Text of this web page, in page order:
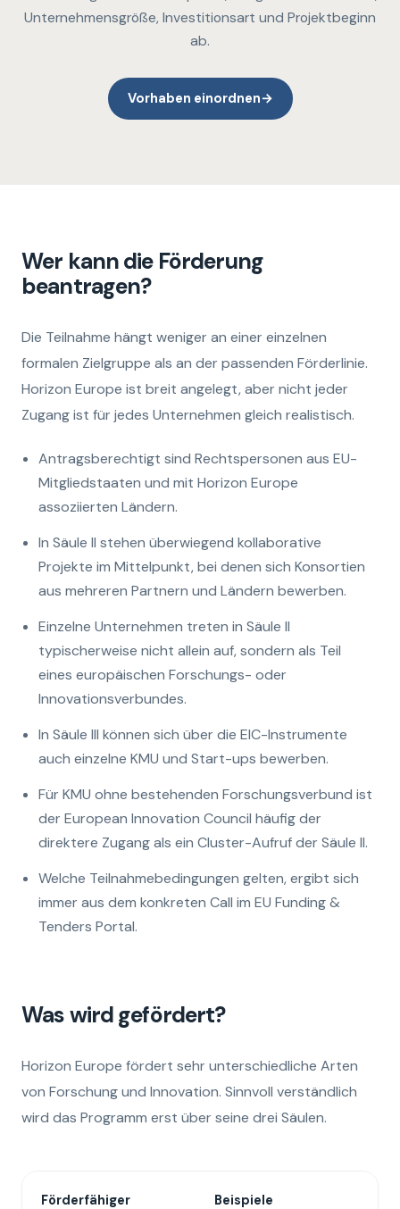
Unternehmensgröße, Investitionsart und Projektbeginn
ab.
Vorhaben einordnen→
Wer kann die Förderung
beantragen?
Die Teilnahme hängt weniger an einer einzelnen
formalen Zielgruppe als an der passenden Förderlinie.
Horizon Europe ist breit angelegt, aber nicht jeder
Zugang ist für jedes Unternehmen gleich realistisch.
Antragsberechtigt sind Rechtspersonen aus EU-
Mitgliedstaaten und mit Horizon Europe
assoziierten Ländern.
In Säule II stehen überwiegend kollaborative
Projekte im Mittelpunkt, bei denen sich Konsortien
aus mehreren Partnern und Ländern bewerben.
Einzelne Unternehmen treten in Säule II
typischerweise nicht allein auf, sondern als Teil
eines europäischen Forschungs- oder
Innovationsverbundes.
In Säule III können sich über die EIC-Instrumente
auch einzelne KMU und Start-ups bewerben.
Für KMU ohne bestehenden Forschungsverbund ist
der European Innovation Council häufig der
direktere Zugang als ein Cluster-Aufruf der Säule II.
Welche Teilnahmebedingungen gelten, ergibt sich
immer aus dem konkreten Call im EU Funding &
Tenders Portal.
Was wird gefördert?
Horizon Europe fördert sehr unterschiedliche Arten
von Forschung und Innovation. Sinnvoll verständlich
wird das Programm erst über seine drei Säulen.
Förderfähiger
Beispiele